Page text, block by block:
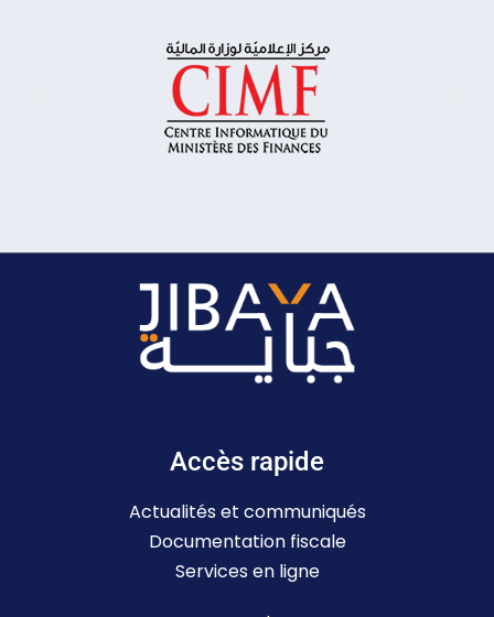
Accès rapide
Actualités et communiqués
Documentation fiscale
Services en ligne